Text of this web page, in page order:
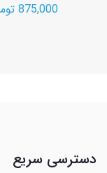
875,000 تومان
دسترسی سریع